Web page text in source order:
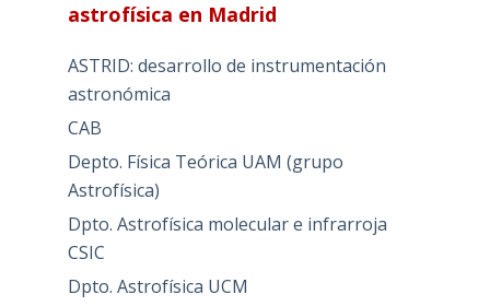
astrofísica en Madrid
ASTRID: desarrollo de instrumentación
astronómica
CAB
Depto. Física Teórica UAM (grupo
Astrofísica)
Dpto. Astrofísica molecular e infrarroja
CSIC
Dpto. Astrofísica UCM